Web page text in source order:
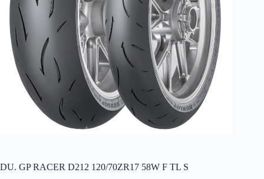
DU. GP RACER D212 120/70ZR17 58W F TL S